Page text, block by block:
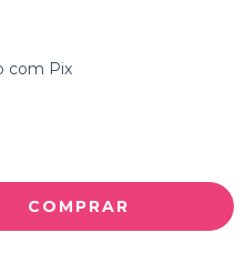
com Pix